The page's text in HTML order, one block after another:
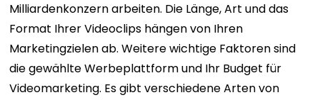
Milliardenkonzern arbeiten. Die Länge, Art und das
Format Ihrer Videoclips hängen von Ihren
Marketingzielen ab. Weitere wichtige Faktoren sind
die gewählte Werbeplattform und Ihr Budget für
Videomarketing. Es gibt verschiedene Arten von